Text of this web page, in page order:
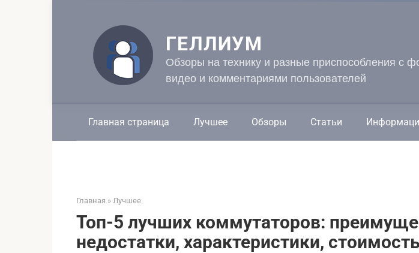
ГЕЛЛИУМ
Обзоры на технику и разные приспособления с
видео и комментариями пользователей
Главная страница Лучшее Обзоры Статьи
Главная » Лучшее
Топ-5 лучших коммутаторов:
недостатки, характеристики, стоимость